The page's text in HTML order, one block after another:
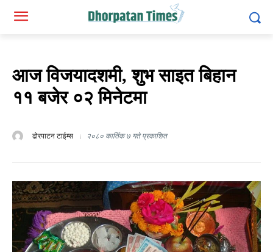
आज विजयादशमी, शुभ साइत बिहान
११ बजेर ०२ मिनेटमा
ढोरपाटन टाईम्स २०८० कार्तिक ७ गते प्रकाशित